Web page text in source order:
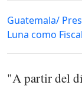
Guatemala/
Luna como
"A partir del